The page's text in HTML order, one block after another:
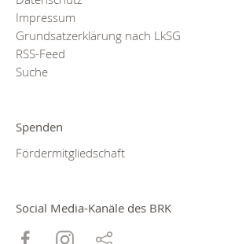
Impressum
Grundsatzerklärung nach LkSG
RSS-Feed
Suche
Spenden
Fördermitgliedschaft
Social Media-Kanäle des BRK